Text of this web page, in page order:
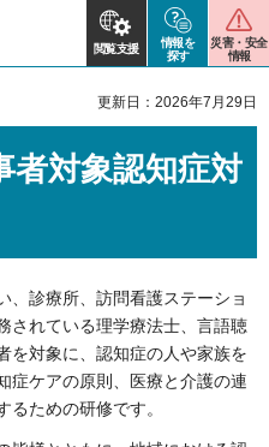
閲覧支援
情報を
探す
災害・安全
情報
更新日：2026年7月29日
者対象認知症対
、診療所、訪問看護ステーショ
されている理学療法士、言語聴
を対象に、認知症の人や家族を
症ケアの原則、医療と介護の連
ための研修です。